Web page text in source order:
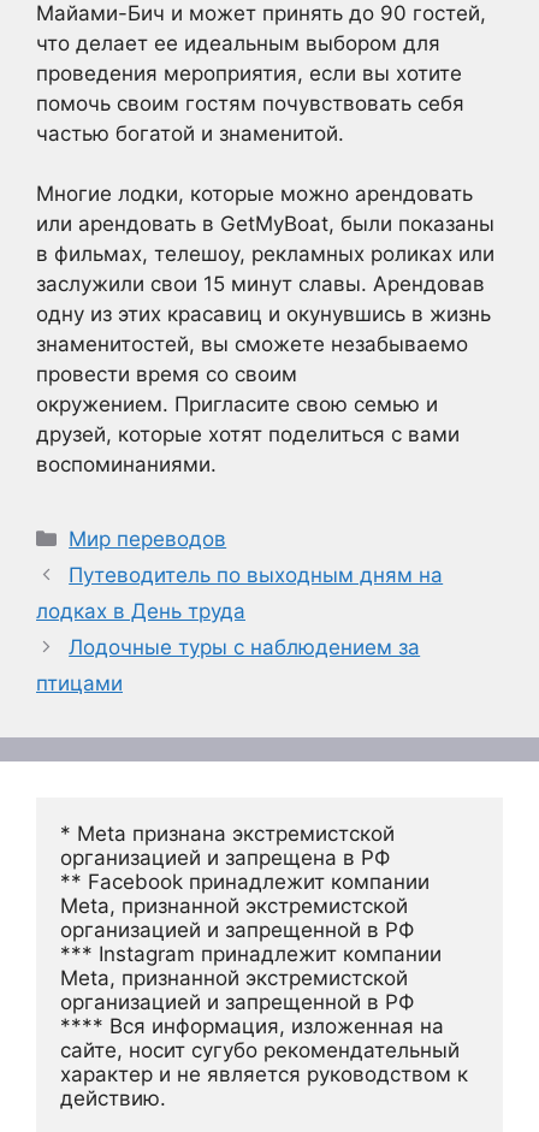
Майами-Бич и может принять до 90 гостей,
что делает ее идеальным выбором для
проведения мероприятия, если вы хотите
помочь своим гостям почувствовать себя
частью богатой и знаменитой.
Многие лодки, которые можно арендовать
или арендовать в GetMyBoat, были показаны
в фильмах, телешоу, рекламных роликах или
заслужили свои 15 минут славы. Арендовав
одну из этих красавиц и окунувшись в жизнь
знаменитостей, вы сможете незабываемо
провести время со своим
окружением. Пригласите свою семью и
друзей, которые хотят поделиться с вами
воспоминаниями.
Рубрики
Мир переводов
Путеводитель по выходным дням на
лодках в День труда
Лодочные туры с наблюдением за
птицами
* Meta признана экстремистской
организацией и запрещена в РФ
** Facebook принадлежит компании
Meta, признанной экстремистской
организацией и запрещенной в РФ
*** Instagram принадлежит компании
Meta, признанной экстремистской
организацией и запрещенной в РФ
**** Вся информация, изложенная на
сайте, носит сугубо рекомендательный
характер и не является руководством к
действию.